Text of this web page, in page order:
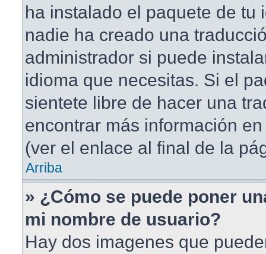
ha instalado el paquete de tu
nadie ha creado una
administrador si puede
idioma que necesitas. Si el
sientete libre de hacer una
encontrar más información
(ver el enlace al final de la
Arriba
» ¿Cómo se puede poner
mi nombre de usuario?
Hay dos imagenes que